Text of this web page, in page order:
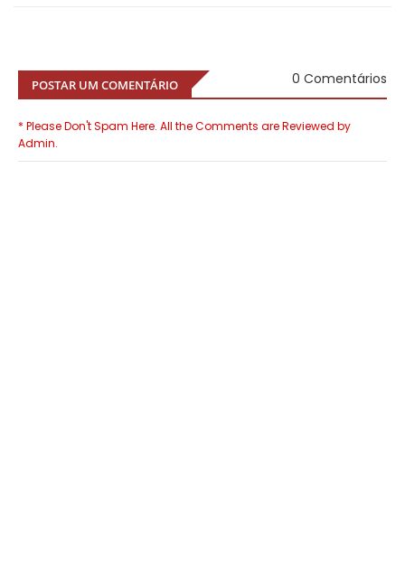
POSTAR UM COMENTÁRIO 0 Comentários
* Please Don't Spam Here. All the Comments are Reviewed by
Admin.